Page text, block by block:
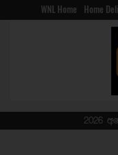
WNL Home Home
2026